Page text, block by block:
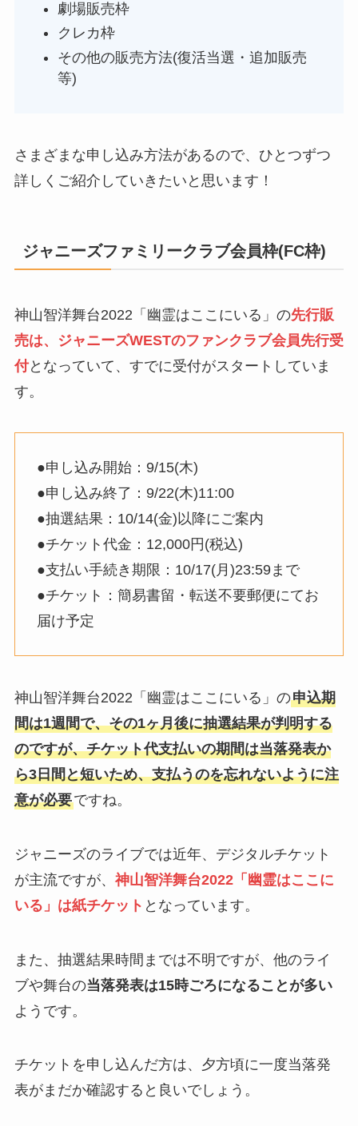
劇場販売枠
クレカ枠
その他の販売方法(復活当選・追加販売
等)
さまざまな申し込み方法があるので、ひとつずつ
詳しくご紹介していきたいと思います！
ジャニーズファミリークラブ会員枠(FC枠)
神山智洋舞台2022「幽霊はここにいる」の先行販
売は、
ジャニーズWESTのファンクラブ会員先行受
付となっていて、すでに受付がスタートしていま
す。
●申し込み開始：9/15(木)
●申し込み終了：9/22(木)11:00
●抽選結果：10/14(金)以降にご案内
●チケット代金：12,000円(税込)
●支払い手続き期限：10/17(月)23:59まで
●チケット：簡易書留・転送不要郵便にてお
届け予定
神山智洋舞台2022「幽霊はここにいる」の申込期
間は1週間で、その1ヶ月後に抽選結果が判明する
のですが、チケット代支払いの期間は当落発表か
ら3日間と短いため、支払うのを忘れないように注
意が必要ですね。
ジャニーズのライブでは近年、デジタルチケット
が主流ですが、 神山智洋舞台2022「幽霊はここに
いる」は紙チケット となっています。
また、抽選結果時間までは不明ですが、他のライ
ブや舞台の当落発表は15時ごろになることが多い
ようです。
チケットを申し込んだ方は、夕方頃に一度当落発
表がまだか確認すると良いでしょう。